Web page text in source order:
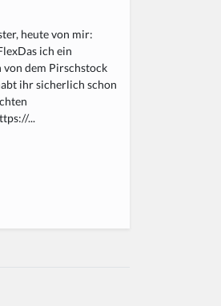
heute von mir:
ich ein
von dem Pirschstock
ihr sicherlich schon
...